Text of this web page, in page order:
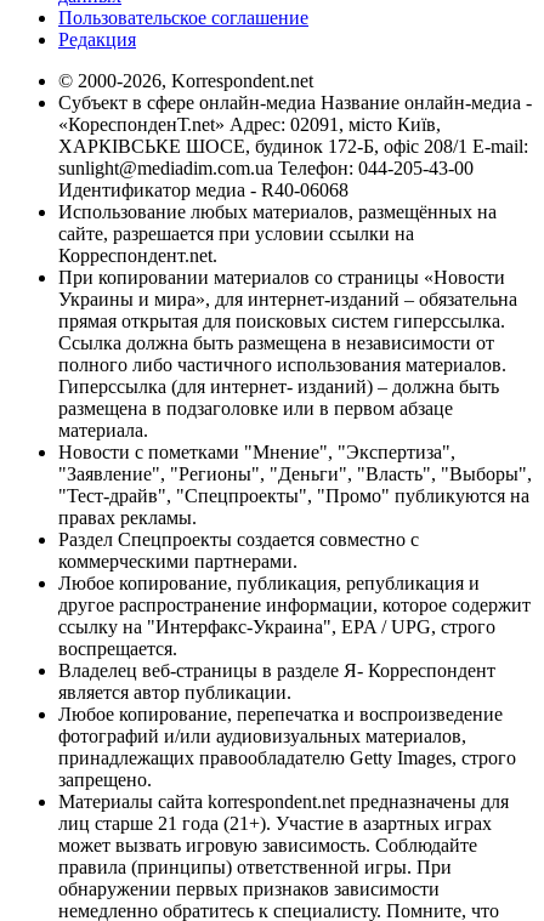
Пользовательское соглашение
Редакция
© 2000-2026, Korrespondent.net
Субъект в сфере онлайн-медиа Название онлайн-медиа -
«КореспонденТ.net» Адрес: 02091, місто Київ,
ХАРКІВСЬКЕ ШОСЕ, будинок 172-Б, офіс 208/1 E-mail:
sunlight@mediadim.com.ua Телефон: 044-205-43-00
Идентификатор медиа - R40-06068
Использование любых материалов, размещённых на
сайте, разрешается при условии ссылки на
Корреспондент.net.
При копировании материалов со страницы «Новости
Украины и мира», для интернет-изданий – обязательна
прямая открытая для поисковых систем гиперссылка.
Ссылка должна быть размещена в независимости от
полного либо частичного использования материалов.
Гиперссылка (для интернет- изданий) – должна быть
размещена в подзаголовке или в первом абзаце
материала.
Новости с пометками "Мнение", "Экспертиза",
"Заявление", "Регионы", "Деньги", "Власть", "Выборы",
"Тест-драйв", "Спецпроекты", "Промо" публикуются на
правах рекламы.
Раздел Спецпроекты создается совместно с
коммерческими партнерами.
Любое копирование, публикация, републикация и
другое распространение информации, которое содержит
ссылку на "Интерфакс-Украина", EPA / UPG, строго
воспрещается.
Владелец веб-страницы в разделе Я- Корреспондент
является автор публикации.
Любое копирование, перепечатка и воспроизведение
фотографий и/или аудиовизуальных материалов,
принадлежащих правообладателю Getty Images, строго
запрещено.
Материалы сайта korrespondent.net предназначены для
лиц старше 21 года (21+). Участие в азартных играх
может вызвать игровую зависимость. Соблюдайте
правила (принципы) ответственной игры. При
обнаружении первых признаков зависимости
немедленно обратитесь к специалисту. Помните, что